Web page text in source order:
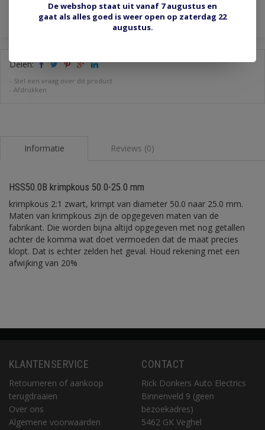
Delen:
- Stel een vraag over dit product
- Afdrukken
Informatie Reviews (0)
HSS50.0B krimpkous 50.0-25.0 mm
krimpkous 2:1 zwart, krimpt van diameter 50.0 naar 25.0 mm.
Maten van krimpkous zijn de opgegeven maten van de
fabrikant. Die worden bijna altijd opgegeven met nog getallen
achter de komma wat doet vermoeden dat de maat precies
klopt. Dat is echter zelden het geval. Houd rekening met een
afwijking van 20%
KLANTENSERVICE
Retourneren of aankoop
terugdraaien
Over ons
Algemene voorwaarden
CONTACT
Rick Donkers Auto Electrics
Binnenveld 9 (geen
bezoekadres)
5462 GK Veghel
De webshop staat uit vanaf 7 augustus en
gaat als alles goed is weer open op zaterdag 22
augustus.